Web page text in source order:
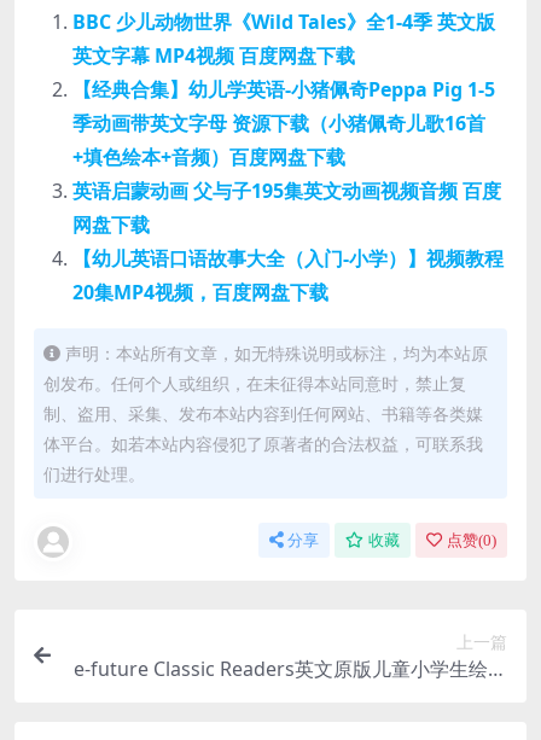
BBC 少儿动物世界《Wild Tales》全1-4季 英文版
英文字幕 MP4视频 百度网盘下载
【经典合集】幼儿学英语-小猪佩奇Peppa Pig 1-5
季动画带英文字母 资源下载（小猪佩奇儿歌16首
+填色绘本+音频）百度网盘下载
英语启蒙动画 父与子195集英文动画视频音频 百度
网盘下载
【幼儿英语口语故事大全（入门-小学）】视频教程
20集MP4视频，百度网盘下载
声明：本站所有文章，如无特殊说明或标注，均为本站原
创发布。任何个人或组织，在未征得本站同意时，禁止复
制、盗用、采集、发布本站内容到任何网站、书籍等各类媒
体平台。如若本站内容侵犯了原著者的合法权益，可联系我
们进行处理。
分享 收藏 点赞(0)
上一篇
e-future Classic Readers英文原版儿童小学生绘本